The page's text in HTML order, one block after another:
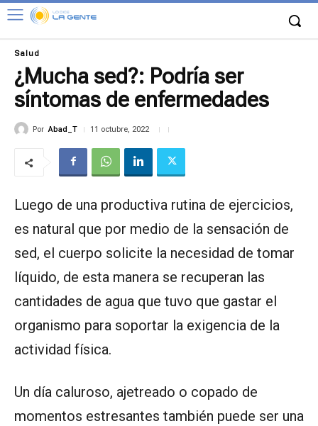
Salud
¿Mucha sed?: Podría ser
síntomas de enfermedades
Por Abad_T 11 octubre, 2022
Luego de una productiva rutina de ejercicios,
es natural que por medio de la sensación de
sed, el cuerpo solicite la necesidad de tomar
líquido, de esta manera se recuperan las
cantidades de agua que tuvo que gastar el
organismo para soportar la exigencia de la
actividad física.
Un día caluroso, ajetreado o copado de
momentos estresantes también puede ser una